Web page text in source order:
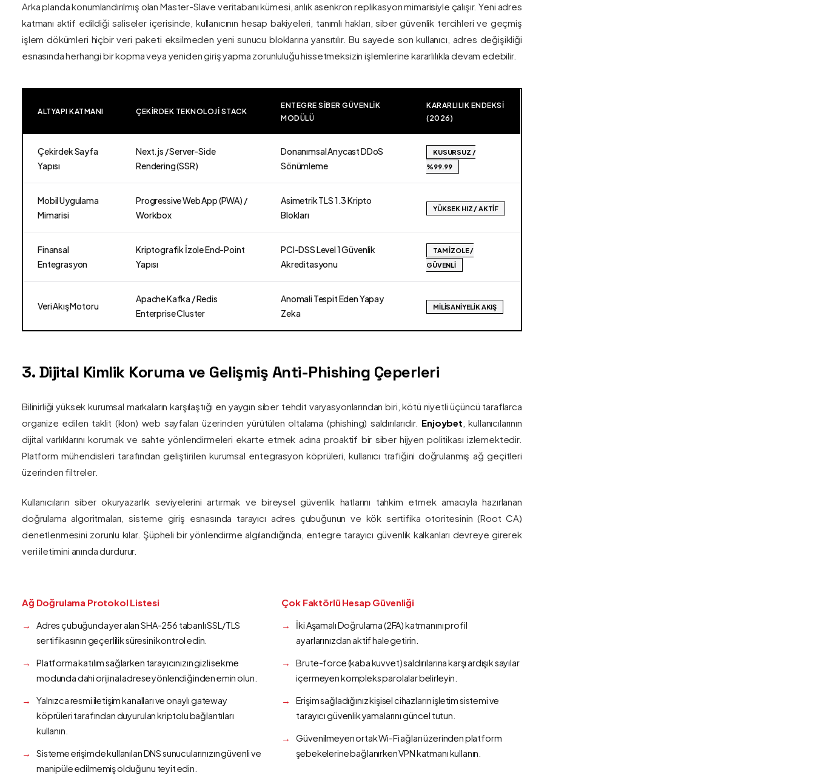
Arka planda konumlandırılmış olan Master-Slave veritabanı kümesi, anlık asenkron replikasyon mimarisiyle çalışır. Yeni adres
katmanı aktif edildiği saliseler içerisinde, kullanıcının hesap bakiyeleri, tanımlı hakları, siber güvenlik tercihleri ve geçmiş
işlem dökümleri hiçbir veri paketi eksilmeden yeni sunucu bloklarına yansıtılır. Bu sayede son kullanıcı, adres değişikliği
esnasında herhangi bir kopma veya yeniden giriş yapma zorunluluğu hissetmeksizin işlemlerine kararlılıkla devam edebilir.
ALTYAPI KATMANI ÇEKIRDEK TEKNOLOJI STACK
ENTEGRE SIBER GÜVENLIK
MODÜLÜ
KARARLILIK ENDEKSI
(2026)
Çekirdek Sayfa
Yapısı
Next.js / Server-Side
Rendering (SSR)
Donanımsal Anycast DDoS
Sönümleme
KUSURSUZ /
%99.99
Mobil Uygulama
Mimarisi
Progressive Web App (PWA) /
Workbox
Asimetrik TLS 1.3 Kripto
Blokları
YÜKSEK HIZ / AKTIF
Finansal
Entegrasyon
Kriptografik İzole End-Point
Yapısı
PCI-DSS Level 1 Güvenlik
Akreditasyonu
TAM İZOLE /
GÜVENLI
Veri Akış Motoru
Apache Kafka / Redis
Enterprise Cluster
Anomali Tespit Eden Yapay
Zeka
MILISANIYELIK AKIŞ
3. Dijital Kimlik Koruma ve Gelişmiş Anti-Phishing Çeperleri
Bilinirliği yüksek kurumsal markaların karşılaştığı en yaygın siber tehdit varyasyonlarından biri, kötü niyetli üçüncü taraflarca
organize edilen taklit (klon) web sayfaları üzerinden yürütülen oltalama (phishing) saldırılarıdır. Enjoybet , kullanıcılarının
dijital varlıklarını korumak ve sahte yönlendirmeleri ekarte etmek adına proaktif bir siber hijyen politikası izlemektedir.
Platform mühendisleri tarafından geliştirilen kurumsal entegrasyon köprüleri, kullanıcı trafiğini doğrulanmış ağ geçitleri
üzerinden filtreler.
Kullanıcıların siber okuryazarlık seviyelerini artırmak ve bireysel güvenlik hatlarını tahkim etmek amacıyla hazırlanan
doğrulama algoritmaları, sisteme giriş esnasında tarayıcı adres çubuğunun ve kök sertifika otoritesinin (Root CA)
denetlenmesini zorunlu kılar. Şüpheli bir yönlendirme algılandığında, entegre tarayıcı güvenlik kalkanları devreye girerek
veri iletimini anında durdurur.
Ağ Doğrulama Protokol Listesi
Adres çubuğunda yer alan SHA-256 tabanlı SSL/TLS
sertifikasının geçerlilik süresini kontrol edin.
Platforma katılım sağlarken tarayıcınızın gizli sekme
modunda dahi orijinal adrese yönlendiğinden emin olun.
Yalnızca resmi iletişim kanalları ve onaylı gateway
köprüleri tarafından duyurulan kriptolu bağlantıları
kullanın.
Sisteme erişimde kullanılan DNS sunucularınızın güvenli ve
manipüle edilmemiş olduğunu teyit edin.
Çok Faktörlü Hesap Güvenliği
İki Aşamalı Doğrulama (2FA) katmanını profil
ayarlarınızdan aktif hale getirin.
Brute-force (kaba kuvvet) saldırılarına karşı ardışık sayılar
içermeyen kompleks parolalar belirleyin.
Erişim sağladığınız kişisel cihazların işletim sistemi ve
tarayıcı güvenlik yamalarını güncel tutun.
Güvenilmeyen ortak Wi-Fi ağları üzerinden platform
şebekelerine bağlanırken VPN katmanı kullanın.